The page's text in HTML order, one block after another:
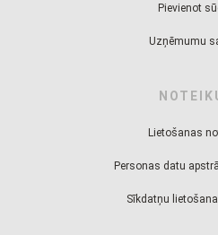
Pievienot
Uzņēmumu
Lietošanas
Personas datu
Sīkdatņu